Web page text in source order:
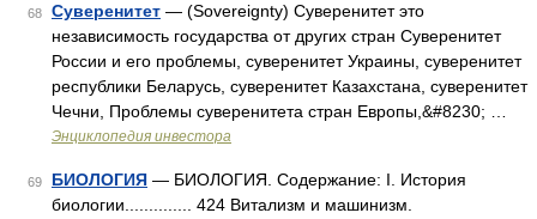
68 Суверенитет — (Sovereignty) Суверенитет это
независимость государства от других стран Суверенитет
России и его проблемы, суверенитет Украины, суверенитет
республики Беларусь, суверенитет Казахстана, суверенитет
Чечни, Проблемы суверенитета стран Европы,&#8230; …
Энциклопедия инвестора
69 БИОЛОГИЯ — БИОЛОГИЯ. Содержание: I. История
биологии.............. 424 Витализм и машинизм.